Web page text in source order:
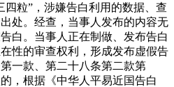
四粒”，涉嫌告白利用的数据、查
处。经查，当事人发布的内容无
白。当事人正在制做、发布告白
性的审查权利，形成发布虚假告
一款、第二十八条第二款第
，根据《中华人平易近国告白